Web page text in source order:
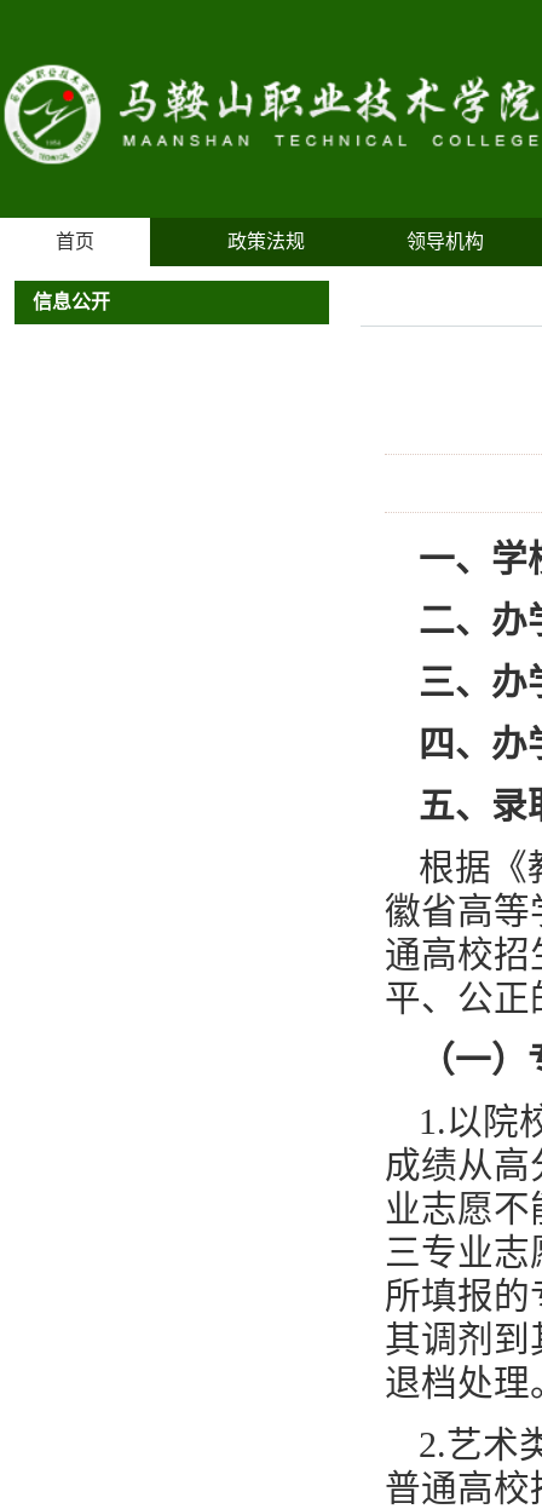
首页 政策法规 领导机构
信息公开
一、学
二、办
三、办
四、办
五、录
根据《
徽省高等
通高校招
平、公正
（一
1.以院
成绩从
业志愿
三专业
所填报
其调剂到
退档处理
2.艺术
普通高校